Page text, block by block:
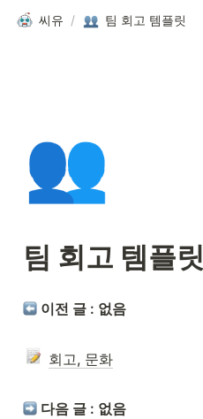
씨유 / 팀 회고 템플릿
👥
팀 회고 템플릿
이전 글 : 없음
회고, 문화
다음 글 : 없음